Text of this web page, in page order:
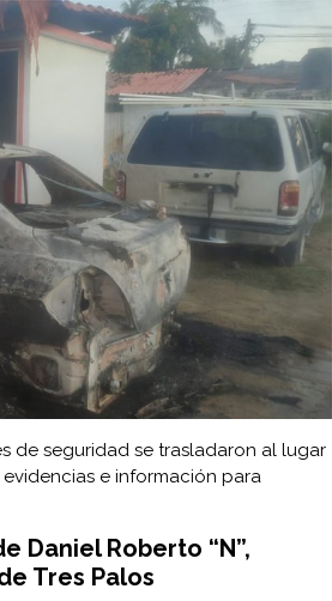
de seguridad se trasladaron al lugar
e información para
Daniel Roberto “N”,
Tres Palos